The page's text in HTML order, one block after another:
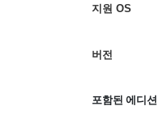
지원 OS
버전
포함된 에디션